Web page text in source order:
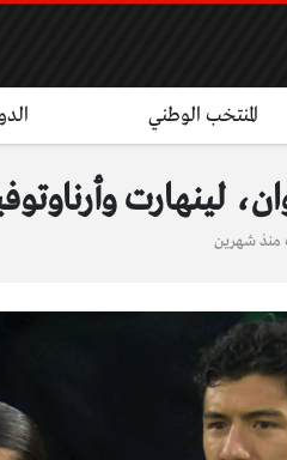
المنتخب الوطني
لينهارت
منذ شهرين